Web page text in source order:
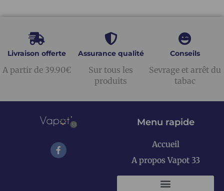
Livraison offerte
A partir de 39.90€
Assurance qualité
Sur tous les
produits
Conseils
Sevrage et arrêt du
tabac
Menu rapide
Accueil
A propos Vapot 33